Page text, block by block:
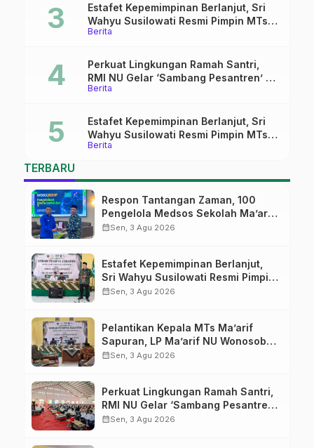
Berita
Estafet Kepemimpinan Berlanjut, Sri
Wahyu Susilowati Resmi Pimpin MTs
Ma’arif Sapuran
Berita
Perkuat Lingkungan Ramah Santri,
RMI NU Gelar ‘Sambang Pesantren’ di
Pati
Berita
Estafet Kepemimpinan Berlanjut, Sri
Wahyu Susilowati Resmi Pimpin MTs
Ma’arif Sapuran
TERBARU
Respon Tantangan Zaman, 100
Pengelola Medsos Sekolah Ma’arif
Pekalongan Ikuti Pelatihan Literasi
calendar_monthSen, 3 Agu 2026
Estafet Kepemimpinan Berlanjut,
Sri Wahyu Susilowati Resmi Pimpin
MTs Ma’arif Sapuran
calendar_monthSen, 3 Agu 2026
Pelantikan Kepala MTs Ma’arif
Sapuran, LP Ma’arif NU Wonosobo
Tekankan Lima Amanah
calendar_monthSen, 3 Agu 2026
Perkuat Lingkungan Ramah Santri,
RMI NU Gelar ‘Sambang Pesantren’
di Pati
calendar_monthSen, 3 Agu 2026